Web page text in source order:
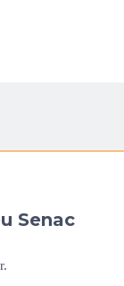
Senac